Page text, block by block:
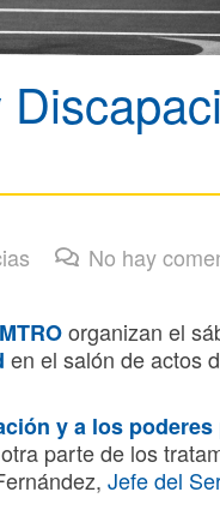
No hay
organizan el
en el salón de actos
y a los
parte de los
Jefe del